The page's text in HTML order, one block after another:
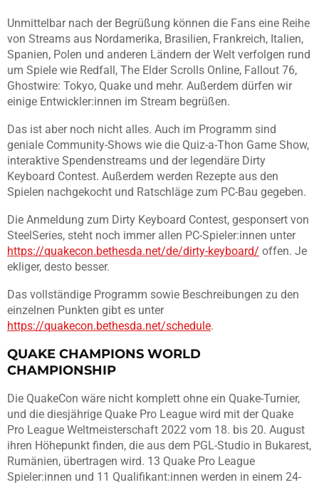
Unmittelbar nach der Begrüßung können die Fans eine Reihe
von Streams aus Nordamerika, Brasilien, Frankreich, Italien,
Spanien, Polen und anderen Ländern der Welt verfolgen rund
um Spiele wie Redfall, The Elder Scrolls Online, Fallout 76,
Ghostwire: Tokyo, Quake und mehr. Außerdem dürfen wir
einige Entwickler:innen im Stream begrüßen.
Das ist aber noch nicht alles. Auch im Programm sind
geniale Community-Shows wie die Quiz-a-Thon Game Show,
interaktive Spendenstreams und der legendäre Dirty
Keyboard Contest. Außerdem werden Rezepte aus den
Spielen nachgekocht und Ratschläge zum PC-Bau gegeben.
Die Anmeldung zum Dirty Keyboard Contest, gesponsert von
SteelSeries, steht noch immer allen PC-Spieler:innen unter
https://quakecon.bethesda.net/de/dirty-keyboard/ offen. Je
ekliger, desto besser.
Das vollständige Programm sowie Beschreibungen zu den
einzelnen Punkten gibt es unter
https://quakecon.bethesda.net/schedule.
QUAKE CHAMPIONS WORLD
CHAMPIONSHIP
Die QuakeCon wäre nicht komplett ohne ein Quake-Turnier,
und die diesjährige Quake Pro League wird mit der Quake
Pro League Weltmeisterschaft 2022 vom 18. bis 20. August
ihren Höhepunkt finden, die aus dem PGL-Studio in Bukarest,
Rumänien, übertragen wird. 13 Quake Pro League
Spieler:innen und 11 Qualifikant:innen werden in einem 24-